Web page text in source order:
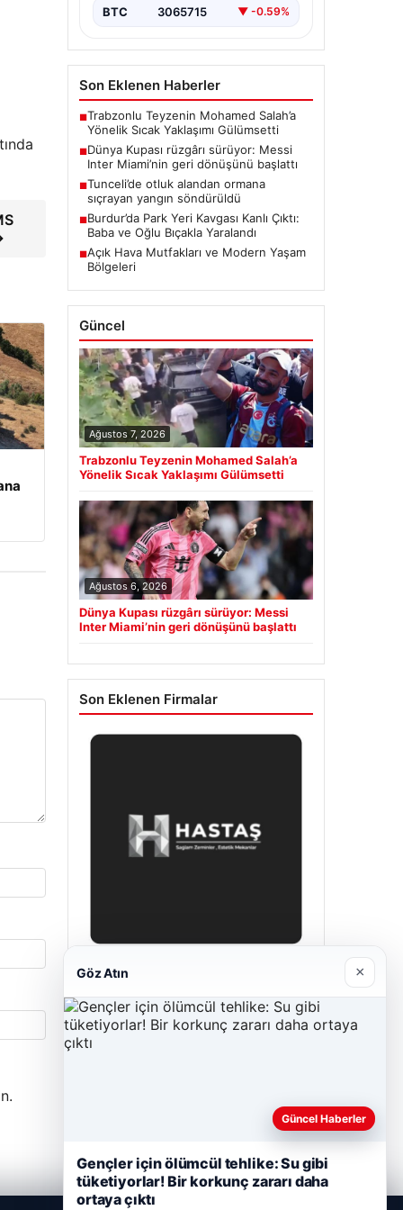
BTC 3065715 ▼ -0.59%
Son Eklenen Haberler
■Trabzonlu Teyzenin Mohamed Salah’a
Yönelik Sıcak Yaklaşımı Gülümsetti
■Dünya Kupası rüzgârı sürüyor: Messi
Inter Miami’nin geri dönüşünü başlattı
■Tunceli’de otluk alandan ormana
sıçrayan yangın söndürüldü
■Burdur’da Park Yeri Kavgası Kanlı Çıktı:
Baba ve Oğlu Bıçakla Yaralandı
■Açık Hava Mutfakları ve Modern Yaşam
Bölgeleri
Güncel
Ağustos 7, 2026
Trabzonlu Teyzenin Mohamed Salah’a
Yönelik Sıcak Yaklaşımı Gülümsetti
Ağustos 6, 2026
Dünya Kupası rüzgârı sürüyor: Messi
Inter Miami’nin geri dönüşünü başlattı
Son Eklenen Firmalar
Hastaş Beton
Mayıs 26, 2026
Göz Atın ×
Güncel Haberler
Gençler için ölümcül tehlike: Su gibi
tüketiyorlar! Bir korkunç zararı daha
ortaya çıktı